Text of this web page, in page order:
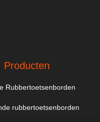
Producten
Rubbertoetsenborden
rubbertoetsenborden